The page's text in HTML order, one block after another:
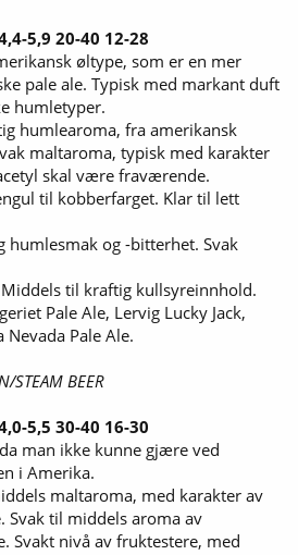
5,9 20-40 12-28
øltype, som er en mer
pale ale. Typisk med markant duft
humletyper.
humlearoma, fra amerikansk
maltaroma, typisk med karakter
skal være fraværende.
til kobberfarget. Klar til lett
humlesmak og -bitterhet. Svak
til kraftig kullsyreinnhold.
Pale Ale, Lervig Lucky Jack,
Nevada Pale Ale.
STEAM BEER
5,5 30-40 16-30
man ikke kunne gjære ved
i Amerika.
maltaroma, med karakter av
Svak til middels aroma av
Svakt nivå av fruktestere, med